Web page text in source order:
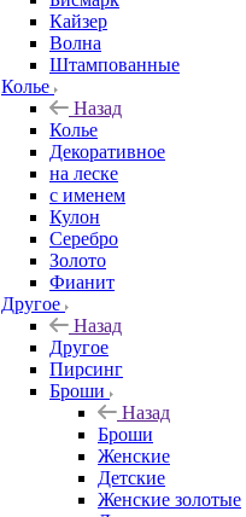
Кайзер
Волна
Штампованные
Колье
Назад
Колье
Декоративное
на леске
с именем
Кулон
Серебро
Золото
Фианит
Другое
Назад
Другое
Пирсинг
Броши
Назад
Броши
Женские
Детские
Женские золотые